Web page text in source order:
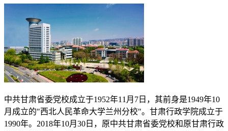
中共甘肃省委党校成立于1952年11月 7 日，其前身是1949年10
月成立的"西北人民革命大学兰州分校"。甘肃行政学院成立于
1990年。 2018年10月 30 日，原中共甘肃省委党校和原甘肃行政